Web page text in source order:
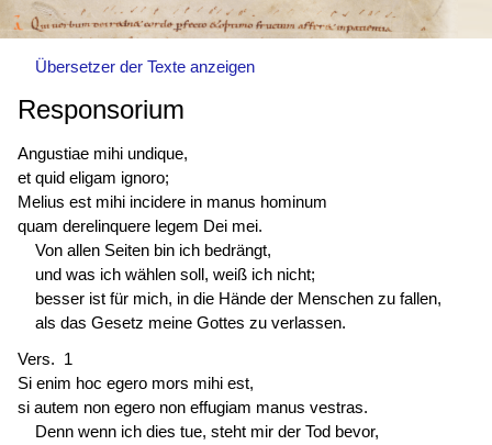
Übersetzer der Texte anzeigen
Responsorium
Angustiae mihi undique,
et quid eligam ignoro;
Melius est mihi incidere in manus hominum
quam derelinquere legem Dei mei.
Von allen Seiten bin ich bedrängt,
und was ich wählen soll, weiß ich nicht;
besser ist für mich, in die Hände der Menschen zu fallen,
als das Gesetz meine Gottes zu verlassen.
Vers. 1
Si enim hoc egero mors mihi est,
si autem non egero non effugiam manus vestras.
Denn wenn ich dies tue, steht mir der Tod bevor,